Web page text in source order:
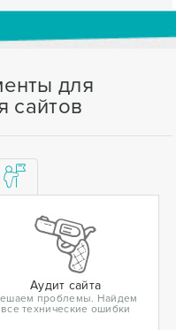
для
сайтов
Аудит сайта
проблемы. Найдем
все технические ошибки